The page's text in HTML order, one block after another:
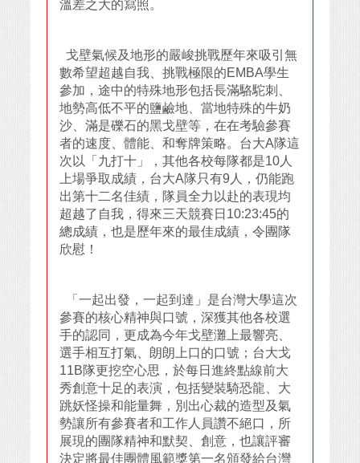
溫差之大的寫照。
戈壁氣候及地形的嚴峻挑戰歷年來吸引無
數希望超越自我、挑戰極限的EMBA學生
參加，途中的特殊地形包括長滿駱駝刺、
地勢高低不平的鹽鹼地、當地特殊的牛奶
沙、滿是礫石的黑戈壁等，在在考驗參賽
者的速度、體能、和奪牌策略。台大A隊這
次以「九打十」，其他各校每隊都是10人
上場爭取成績，台大A隊只有9人，仍能跑
出第十二名佳績，隊員全力以赴的表現均
超越了自我，得來三天競賽日10:23:45的
總成績，也是歷年來的最佳成績，令團隊
欣慰！
「一起出發，一起到達」是台灣大學這次
參賽的核心精神與口號，深獲其他各校選
手的認同，更成為今年戈壁灘上最響亮、
選手相互打氣、朗朗上口的口號；台大戈
11B隊更挖空心思，於每日進終點線前大
秀創意十足的表演，包括變裝騎恐龍、大
跳妖怪操和能量舞，別出心裁的造型及氣
勢讓所有參賽者和工作人員讚不絕口，所
展現的團隊精神和默契、創意，也讓評審
決定將最佳團體風範獎第一名頒發給台灣